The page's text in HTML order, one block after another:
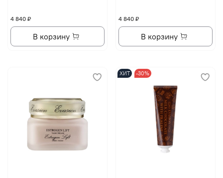
4 840 ₽
В корзину
4 840 ₽
В корзину
ХИТ -30%